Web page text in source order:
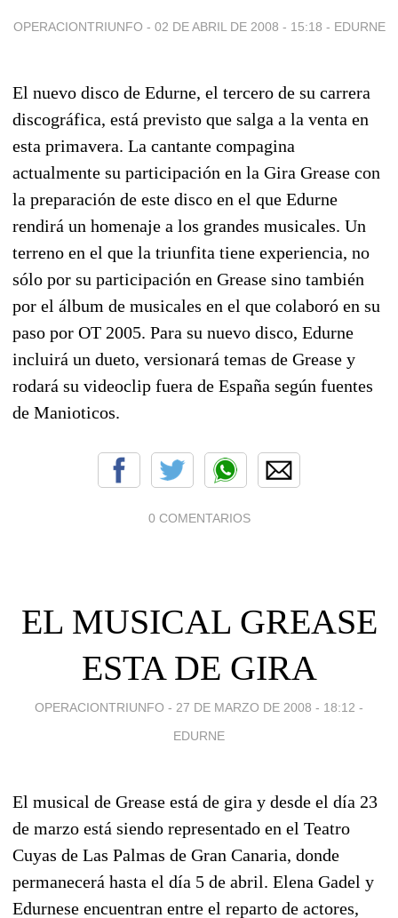
OPERACIONTRIUNFO - 02 DE ABRIL DE 2008 - 15:18 - EDURNE
El nuevo disco de Edurne, el tercero de su carrera
discográfica, está previsto que salga a la venta en
esta primavera. La cantante compagina
actualmente su participación en la Gira Grease con
la preparación de este disco en el que Edurne
rendirá un homenaje a los grandes musicales. Un
terreno en el que la triunfita tiene experiencia, no
sólo por su participación en Grease sino también
por el álbum de musicales en el que colaboró en su
paso por OT 2005. Para su nuevo disco, Edurne
incluirá un dueto, versionará temas de Grease y
rodará su videoclip fuera de España según fuentes
de Manioticos.
0 COMENTARIOS
EL MUSICAL GREASE
ESTA DE GIRA
OPERACIONTRIUNFO - 27 DE MARZO DE 2008 - 18:12 -
EDURNE
El musical de Grease está de gira y desde el día 23
de marzo está siendo representado en el Teatro
Cuyas de Las Palmas de Gran Canaria, donde
permanecerá hasta el día 5 de abril. Elena Gadel y
Edurnese encuentran entre el reparto de actores,